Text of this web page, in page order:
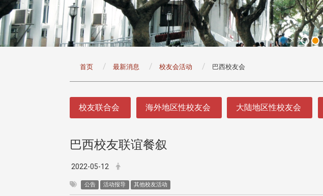
首页 最新消息 校友会活动 巴西校友会
校友联合会 海外地区性校友会 大陆地区性校友会
巴西校友联谊餐叙
2022-05-12
公告 活动报导 其他校友活动
大学主任秘书曾守正率队
校友处 深化校友工作交
头版 热门焦点
十四载深耕校友情谊 校友处
执行长彭春阳荣退 校友感念
相伴同行